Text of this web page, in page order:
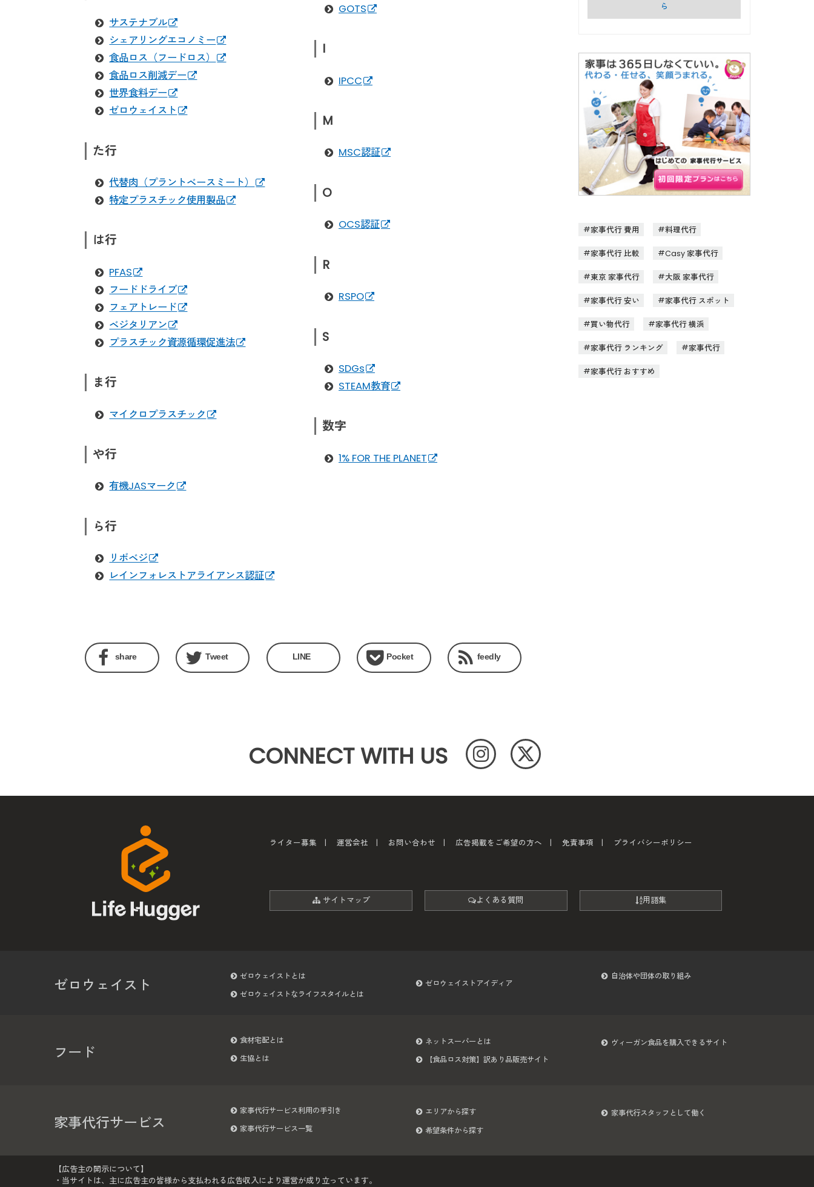
サステナブル
シェアリングエコノミー
食品ロス（フードロス）
食品ロス削減デー
世界食料デー
ゼロウェイスト
た行
代替肉（プラントベースミート）
特定プラスチック使用製品
は行
PFAS
フードドライブ
フェアトレード
ベジタリアン
プラスチック資源循環促進法
ま行
マイクロプラスチック
や行
有機JASマーク
ら行
リボベジ
レインフォレストアライアンス認証
GOTS
I
IPCC
M
MSC認証
O
OCS認証
R
RSPO
S
SDGs
STEAM教育
数字
1% FOR THE PLANET
share Tweet LINE Pocket feedly
ら
家事代行 費用 料理代行
家事代行 比較 Casy 家事代行
東京 家事代行 大阪 家事代行
家事代行 安い 家事代行 スポット
買い物代行 家事代行 横浜
家事代行 ランキング 家事代行
家事代行 おすすめ
CONNECT WITH US
ライター募集 運営会社 お問い合わせ 広告掲載をご希望の方へ 免責事項 プライバシーポリシー
サイトマップ よくある質問 用語集
ゼロウェイスト
ゼロウェイストとは
ゼロウェイストなライフスタイルとは
ゼロウェイストアイディア
自治体や団体の取り組み
フード
食材宅配とは
生協とは
ネットスーパーとは
【食品ロス対策】訳あり品販売サイト
ヴィーガン食品を購入できるサイト
家事代行サービス
家事代行サービス利用の手引き
家事代行サービス一覧
エリアから探す
希望条件から探す
家事代行スタッフとして働く
【広告主の開示について】
・当サイトは、主に広告主の皆様から支払われる広告収入により運営が成り立っています。